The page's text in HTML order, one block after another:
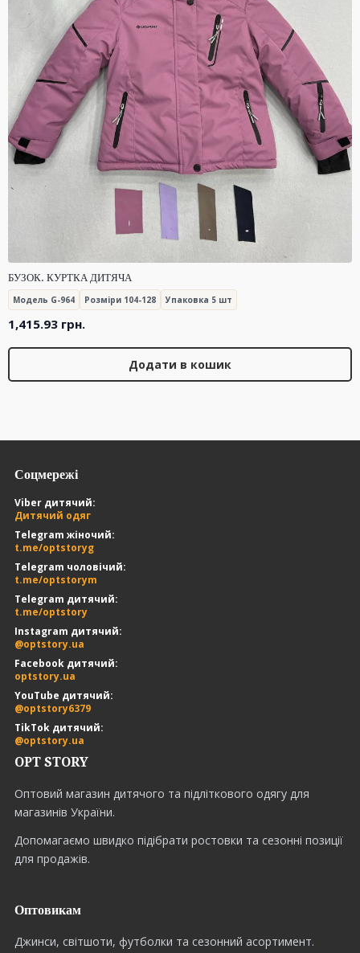
БУЗОК. КУРТКА ДИТЯЧА
Модель G-964 Розміри 104-128 Упаковка 5 шт
1,415.93 грн.
Додати в кошик
OPT STORY
Оптовий магазин дитячого та підліткового одягу для
магазинів України.
Допомагаємо швидко підібрати ростовки та сезонні позиції
для продажів.
Оптовикам
Джинси, світшоти, футболки та сезонний асортимент.
Соцмережі
Viber дитячий:
Дитячий одяг
Telegram жіночий:
t.me/optstoryg
Telegram чоловічий:
t.me/optstorym
Telegram дитячий:
t.me/optstory
Instagram дитячий:
@optstory.ua
Facebook дитячий:
optstory.ua
YouTube дитячий:
@optstory6379
TikTok дитячий:
@optstory.ua